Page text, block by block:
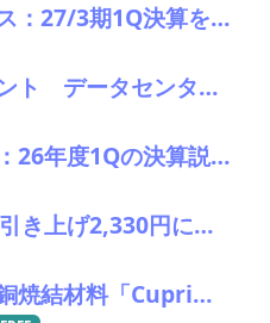
アルコニクス：27/3期1Q決算を発表。業績見通し、配当を修正
リオ・ティント データセンターブームにおける自社の優位性を強調 銅やアルミニウム事業の伸び背景に
神戸製鋼所：26年度1Qの決算説明会を開催。売上高のみ上方修正だが・・・
銅建値50円引き上げ2,330円に 中東緊張緩和期待でLME続伸、円高も一服
三井金属、銅焼結材料「Cuprima」が初の量産採用決定